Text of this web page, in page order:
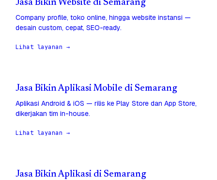
Jasa Bikin Website di Semarang
Company profile, toko online, hingga website instansi —
desain custom, cepat, SEO-ready.
Lihat layanan →
Jasa Bikin Aplikasi Mobile di Semarang
Aplikasi Android & iOS — rilis ke Play Store dan App Store,
dikerjakan tim in-house.
Lihat layanan →
Jasa Bikin Aplikasi di Semarang